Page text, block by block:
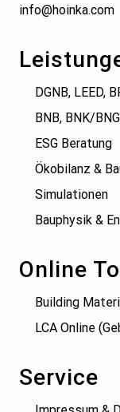
info@hoinka.com
DGNB, LEED,
BNB, BNK/
ESG Beratung
Ökobilanz &
Simulationen
Bauphysik &
Online
Building
LCA Online
Service